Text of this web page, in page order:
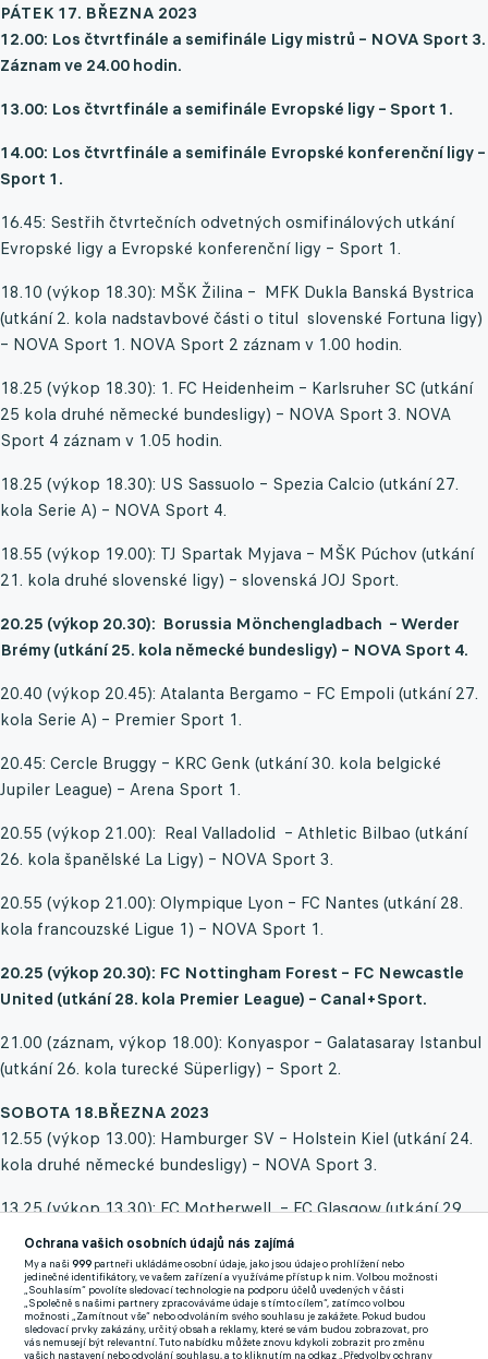
PÁTEK 17. BŘEZNA 2023
12.00: Los čtvrtfinále a semifinále Ligy mistrů – NOVA Sport 3.
Záznam ve 24.00 hodin.
13.00: Los čtvrtfinále a semifinále Evropské ligy – Sport 1.
14.00: Los čtvrtfinále a semifinále Evropské konferenční ligy –
Sport 1.
16.45: Sestřih čtvrtečních odvetných osmifinálových utkání
Evropské ligy a Evropské konferenční ligy – Sport 1.
18.10 (výkop 18.30): MŠK Žilina – MFK Dukla Banská Bystrica
(utkání 2. kola nadstavbové části o titul slovenské Fortuna ligy)
– NOVA Sport 1. NOVA Sport 2 záznam v 1.00 hodin.
18.25 (výkop 18.30): 1. FC Heidenheim – Karlsruher SC (utkání
25 kola druhé německé bundesligy) – NOVA Sport 3. NOVA
Sport 4 záznam v 1.05 hodin.
18.25 (výkop 18.30): US Sassuolo – Spezia Calcio (utkání 27.
kola Serie A) – NOVA Sport 4.
18.55 (výkop 19.00): TJ Spartak Myjava – MŠK Púchov (utkání
21. kola druhé slovenské ligy) – slovenská JOJ Sport.
20.25 (výkop 20.30): Borussia Mönchengladbach – Werder
Brémy (utkání 25. kola německé bundesligy) – NOVA Sport 4.
20.40 (výkop 20.45): Atalanta Bergamo – FC Empoli (utkání 27.
kola Serie A) – Premier Sport 1.
20.45: Cercle Bruggy – KRC Genk (utkání 30. kola belgické
Jupiler League) – Arena Sport 1.
20.55 (výkop 21.00): Real Valladolid – Athletic Bilbao (utkání
26. kola španělské La Ligy) – NOVA Sport 3.
20.55 (výkop 21.00): Olympique Lyon – FC Nantes (utkání 28.
kola francouzské Ligue 1) – NOVA Sport 1.
20.25 (výkop 20.30): FC Nottingham Forest – FC Newcastle
United (utkání 28. kola Premier League) – Canal+Sport.
21.00 (záznam, výkop 18.00): Konyaspor – Galatasaray Istanbul
(utkání 26. kola turecké Süperligy) – Sport 2.
SOBOTA 18.BŘEZNA 2023
12.55 (výkop 13.00): Hamburger SV – Holstein Kiel (utkání 24.
kola druhé německé bundesligy) – NOVA Sport 3.
13.25 (výkop 13.30): FC Motherwell – FC Glasgow (utkání 29.
kola skotské Premiership) – Premier Sport 1.
14.30 (výkop 15.00): FC Hradec Králové – Sparta Praha (utkání
24. kola české Fortuna:ligy) – O2 TV Sport, O2 TV Fotbal. O2
TV Fotbal záznam v neděli v 9.00 hodin, O2 TV Sport v neděli
Ochrana vašich osobních údajů nás zajímá
My a naši999 partneři ukládáme osobní údaje, jako jsou údaje o prohlížení nebo
jedinečné identifikátory, ve vašem zařízení a využíváme přístup k nim. Volbou možnosti
„Souhlasím“ povolíte sledovací technologie na podporu účelů uvedených v části
„Společně s našimi partnery zpracováváme údaje s tímto cílem“, zatímco volbou
možnosti „Zamítnout vše“ nebo odvoláním svého souhlasu je zakážete. Pokud budou
sledovací prvky zakázány, určitý obsah a reklamy, které se vám budou zobrazovat, pro
vás nemusejí být relevantní. Tuto nabídku můžete znovu kdykoli zobrazit pro změnu
vašich nastavení nebo odvolání souhlasu, a to kliknutím na odkaz „Předvolby ochrany